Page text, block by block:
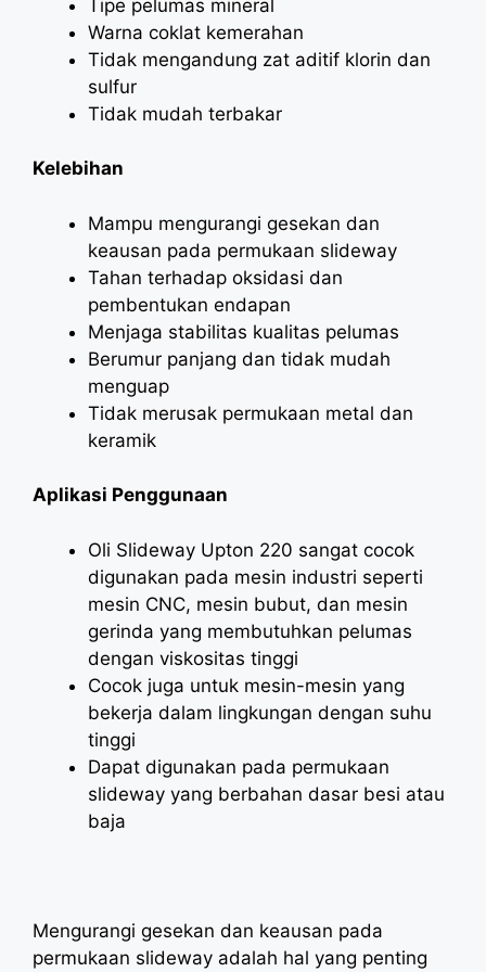
Tipe pelumas mineral
Warna coklat kemerahan
Tidak mengandung zat aditif klorin dan
sulfur
Tidak mudah terbakar
Kelebihan
Mampu mengurangi gesekan dan
keausan pada permukaan slideway
Tahan terhadap oksidasi dan
pembentukan endapan
Menjaga stabilitas kualitas pelumas
Berumur panjang dan tidak mudah
menguap
Tidak merusak permukaan metal dan
keramik
Aplikasi Penggunaan
Oli Slideway Upton 220 sangat cocok
digunakan pada mesin industri seperti
mesin CNC, mesin bubut, dan mesin
gerinda yang membutuhkan pelumas
dengan viskositas tinggi
Cocok juga untuk mesin-mesin yang
bekerja dalam lingkungan dengan suhu
tinggi
Dapat digunakan pada permukaan
slideway yang berbahan dasar besi atau
baja
Mengurangi gesekan dan keausan pada
permukaan slideway adalah hal yang penting